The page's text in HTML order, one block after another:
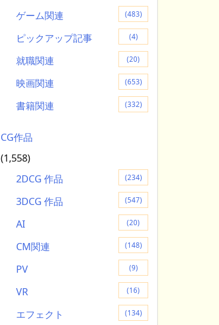
ゲーム関連 (483)
ピックアップ記事 (4)
就職関連 (20)
映画関連 (653)
書籍関連 (332)
CG作品
(1,558)
2DCG 作品
(234)
3DCG 作品 (547)
AI (20)
CM関連 (148)
PV (9)
VR (16)
エフェクト (134)